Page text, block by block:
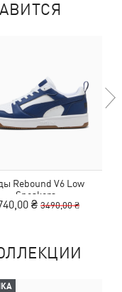
Rebound V6 Low
Sneakers
₴ 3490,00 ₴